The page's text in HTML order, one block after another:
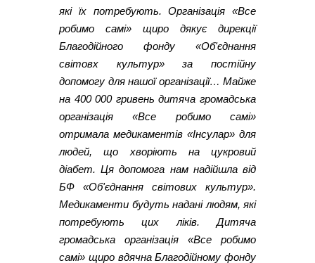
які їх потребують. Організація «Все
робимо самі» щиро дякує дирекції
Благодійного фонду «Об'єднання
світовх культур» за постійну
допомогу для нашої організації… Майже
на 400 000 гривень дитяча громадська
організація «Все робимо самі»
отримала медикаментів «Інсулар» для
людей, що хворіють на цукровий
діабет. Ця допомога нам надійшла від
БФ «Об'єднання світових культур».
Медикаменти будуть надані людям, які
потребують цих ліків. Дитяча
громадська організація «Все робимо
самі» щиро вдячна Благодійному фонду